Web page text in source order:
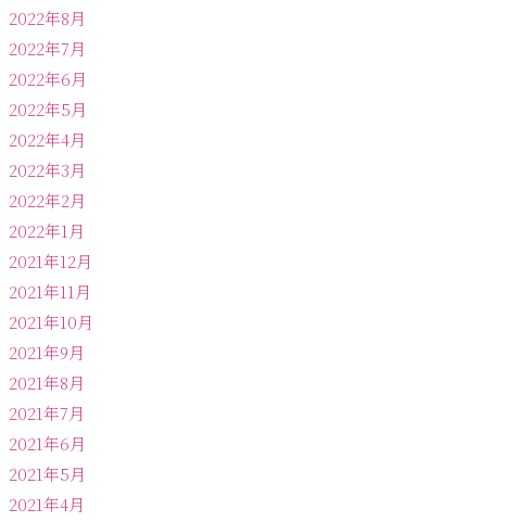
2022年8月
2022年7月
2022年6月
2022年5月
2022年4月
2022年3月
2022年2月
2022年1月
2021年12月
2021年11月
2021年10月
2021年9月
2021年8月
2021年7月
2021年6月
2021年5月
2021年4月